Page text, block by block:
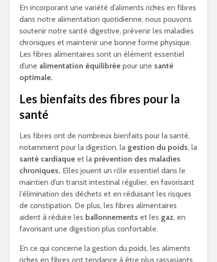
En incorporant une variété d’aliments riches en fibres
dans notre alimentation quotidienne, nous pouvons
soutenir notre santé digestive, prévenir les maladies
chroniques et maintenir une bonne forme physique.
Les fibres alimentaires sont un élément essentiel
d’une alimentation équilibrée pour une santé
optimale.
Les bienfaits des fibres pour la
santé
Les fibres ont de nombreux bienfaits pour la santé,
notamment pour la digestion, la gestion du poids, la
santé cardiaque et la prévention des maladies
chroniques. Elles jouent un rôle essentiel dans le
maintien d’un transit intestinal régulier, en favorisant
l’élimination des déchets et en réduisant les risques
de constipation. De plus, les fibres alimentaires
aident à réduire les ballonnements et les gaz, en
favorisant une digestion plus confortable.
En ce qui concerne la gestion du poids, les aliments
riches en fibres ont tendance à être plus rassasiants,